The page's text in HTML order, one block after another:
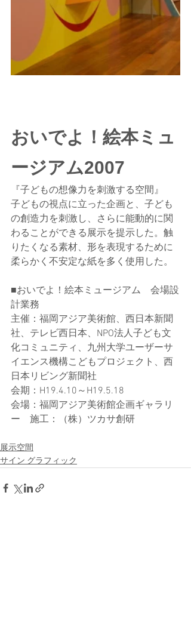
おいでよ！絵本ミュ
ージアム2007
『子どもの想像力を刺激する空間』
子どもの視点に立った企画と、子ども
の創造力を刺激し、さらに能動的に関
わることができる展示を提示した。触
りたくなる素材、形を表現するために
柔らかく不安定な紙を多く使用した。
■おいでよ！絵本ミュージアム　会場設
計業務
主催：福岡アジア美術館、西日本新聞
社、テレビ西日本、NPO法人子ども文
化コミュニティ、九州大学ユーザーサ
イエンス機構こどもプロジェクト、西
日本リビング新聞社
会期：H19.4.10～H19.5.18
会場：福岡アジア美術館企画ギャラリ
ー　施工：（株）ツカサ創研
展示空間
サイン グラフィック